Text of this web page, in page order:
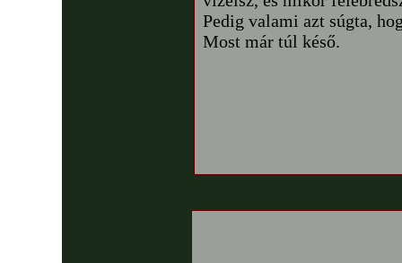
Pedig valami azt súgta,
Most már túl késő.